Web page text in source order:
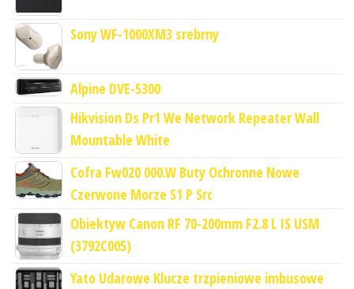
Sony WF-1000XM3 srebrny
Alpine DVE-5300
Hikvision Ds Pr1 We Network Repeater Wall
Mountable White
Cofra Fw020 000.W Buty Ochronne Nowe
Czerwone Morze S1 P Src
Obiektyw Canon RF 70-200mm F2.8 L IS USM
(3792C005)
Yato Udarowe Klucze trzpieniowe imbusowe